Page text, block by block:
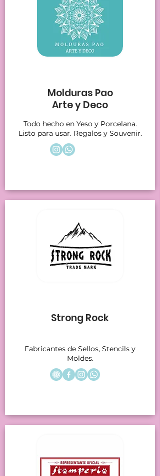
Molduras Pao
Arte y Deco
Todo hecho en Yeso y Porcelana.
Listo para usar. Regalos y Souvenir.
Strong Rock
Fabricantes de Sellos, Stencils y
Moldes.